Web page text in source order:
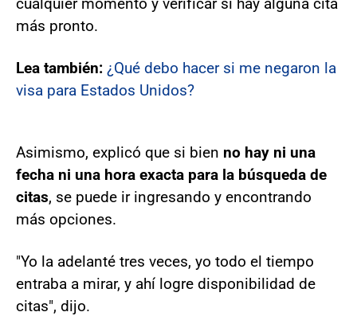
más pronto.
Lea también: ¿Qué debo hacer si me negaron la
visa para Estados Unidos?
Asimismo, explicó que si bien no hay ni una
fecha ni una hora exacta para la búsqueda de
citas, se puede ir ingresando y encontrando
más opciones.
"Yo la adelanté tres veces, yo todo el tiempo
entraba a mirar, y ahí logre disponibilidad de
citas", dijo.